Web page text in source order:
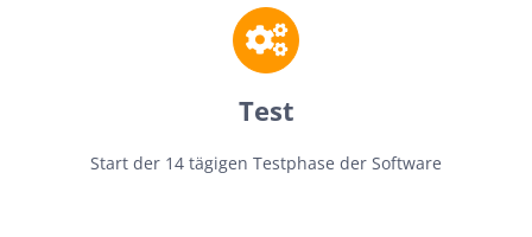
Test
Start der 14 tägigen Testphase der Software